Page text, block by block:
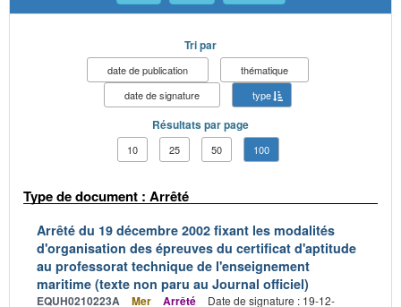
Tri par
date de publication
thématique
date de signature
type
Résultats par page
10 25 50 100
Type de document : Arrêté
Arrêté du 19 décembre 2002 fixant les modalités
d'organisation des épreuves du certificat d'aptitude
au professorat technique de l'enseignement
maritime (texte non paru au Journal officiel)
EQUH0210223A Mer Arrêté
Date de signature : 19-12-